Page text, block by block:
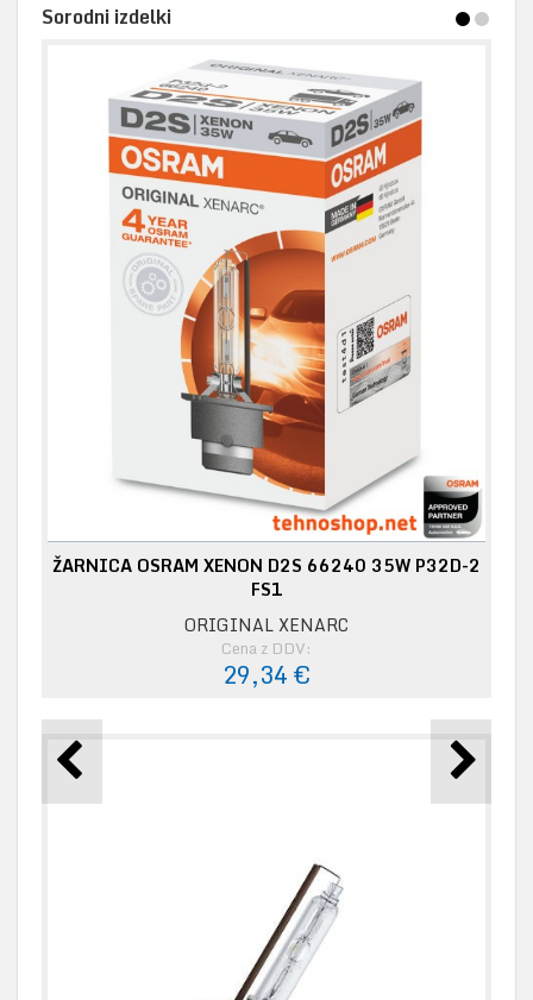
Sorodni izdelki
ŽARNICA OSRAM XENON D2S 66240 35W P32D-2
FS1
ORIGINAL XENARC
Cena z DDV:
29,34 €